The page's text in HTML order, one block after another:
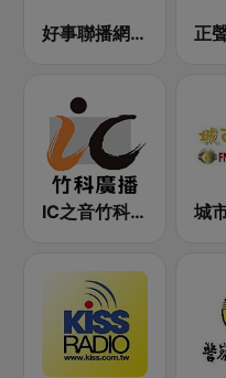
好事聯播網 Best Radio FM90.3
IC之音竹科廣播 FM97.5